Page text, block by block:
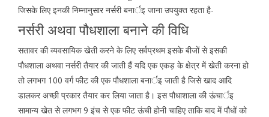
जिसके लिए इनकी निम्नानुसार नर्सरी बनार्इ जाना उपयुक्त रहता है-
नर्सरी अथवा पौधशाला बनाने की विधि
सतावर की व्यवसायिक खेती करने के लिए सर्वप्रथम इसके बीजों से इसकी
पौधशाला अथवा नर्सरी तैयार की जाती हैं यदि एक एकड़ के क्षेत्र में खेती करना हो
तो लगभग 100 वर्ग फीट की एक पौधशाला बनार्इ जाती है जिसे खाद आदि
डालकर अच्छी प्रकार तैयार कर लिया जाता है। इस पौधाशाला की ऊंचार्इ
सामान्य खेत से लगभग 9 इंच से एक फीट ऊंची होनी चाहिए ताकि बाद में पौधों को